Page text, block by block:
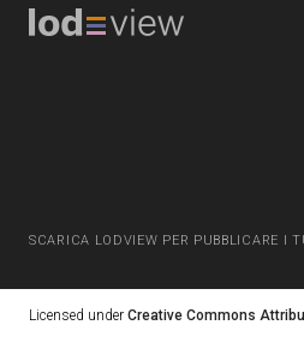
SCARICA LODVIEW PER PUBBLICARE I
Licensed under Creative Commons